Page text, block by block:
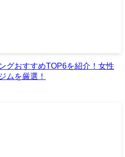
グおすすめTOP6を紹介！女性
ムを厳選！